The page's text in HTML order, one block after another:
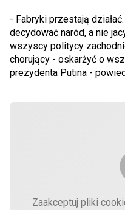
- Fabryki przestają
decydować naród, a nie
wszyscy politycy
chorujący - oskarżyć o
prezydenta Putina -
Zaakceptuj pliki